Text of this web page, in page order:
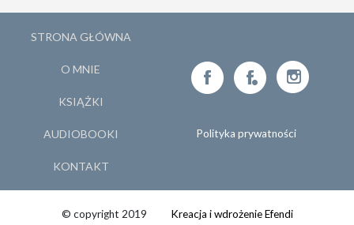
STRONA GŁÓWNA
O MNIE
KSIĄŻKI
AUDIOBOOKI
KONTAKT
Polityka prywatności
© copyright 2019 Kreacja i wdrożenie Efendi